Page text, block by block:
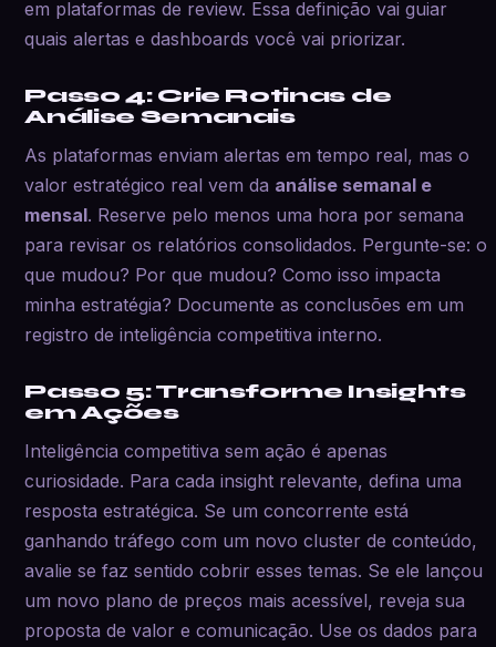
em plataformas de review. Essa definição vai guiar
quais alertas e dashboards você vai priorizar.
Passo 4: Crie Rotinas de
Análise Semanais
As plataformas enviam alertas em tempo real, mas o
valor estratégico real vem da análise semanal e
mensal. Reserve pelo menos uma hora por semana
para revisar os relatórios consolidados. Pergunte-se: o
que mudou? Por que mudou? Como isso impacta
minha estratégia? Documente as conclusões em um
registro de inteligência competitiva interno.
Passo 5: Transforme Insights
em Ações
Inteligência competitiva sem ação é apenas
curiosidade. Para cada insight relevante, defina uma
resposta estratégica. Se um concorrente está
ganhando tráfego com um novo cluster de conteúdo,
avalie se faz sentido cobrir esses temas. Se ele lançou
um novo plano de preços mais acessível, reveja sua
proposta de valor e comunicação. Use os dados para